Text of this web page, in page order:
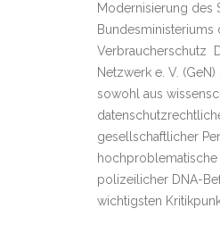
Modernisierung des
Bundesministeriums
Verbraucherschutz
Netzwerk e. V.
sowohl aus
gesellschaftlicher
hochproblematische
polizeilicher DNA-
wichtigsten